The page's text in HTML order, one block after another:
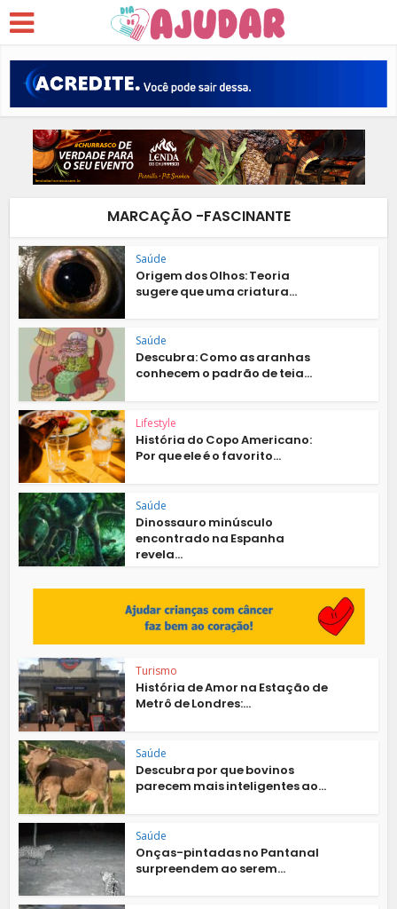
MARCAÇÃO -FASCINANTE
Saúde
Origem dos Olhos: Teoria
sugere que uma criatura...
Saúde
Descubra: Como as aranhas
conhecem o padrão de teia...
Lifestyle
História do Copo Americano:
Por que ele é o favorito...
Saúde
Dinossauro minúsculo
encontrado na Espanha
revela...
Turismo
História de Amor na Estação de
Metrô de Londres:...
Saúde
Descubra por que bovinos
parecem mais inteligentes ao...
Saúde
Onças-pintadas no Pantanal
surpreendem ao serem...